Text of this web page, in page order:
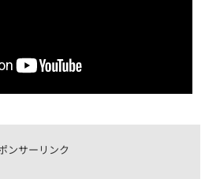
ンサーリンク